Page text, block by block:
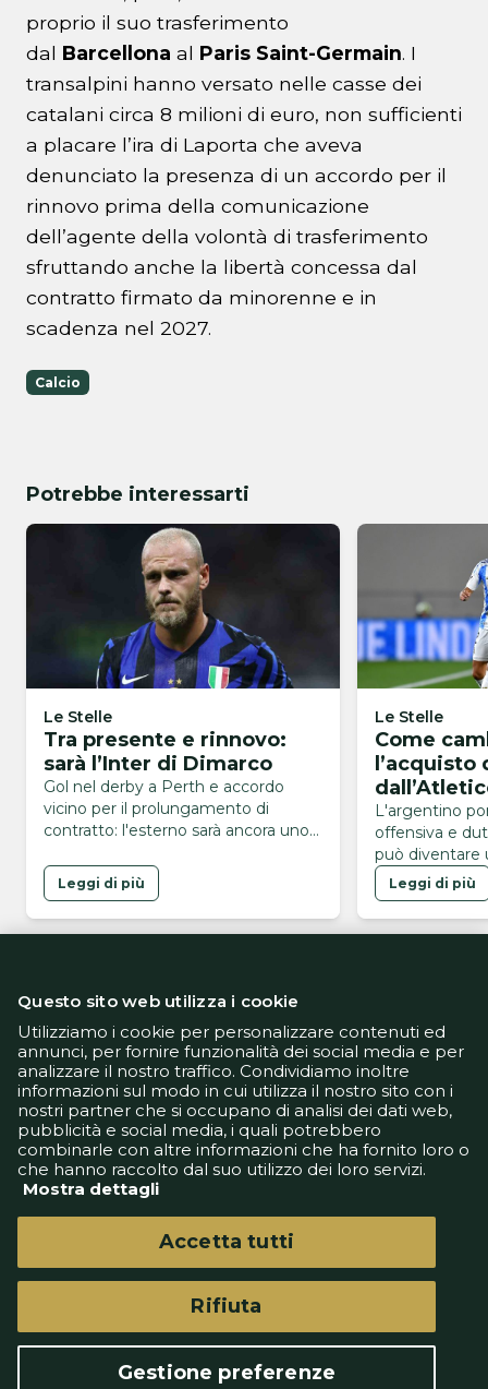
proprio il suo trasferimento
dal Barcellona al Paris Saint-Germain. I
transalpini hanno versato nelle casse dei
catalani circa 8 milioni di euro, non sufficienti
a placare l’ira di Laporta che aveva
denunciato la presenza di un accordo per il
rinnovo prima della comunicazione
dell’agente della volontà di trasferimento
sfruttando anche la libertà concessa dal
contratto firmato da minorenne e in
scadenza nel 2027.
Calcio
Potrebbe interessarti
Le Stelle
Tra presente e rinnovo:
sarà l’Inter di Dimarco
Gol nel derby a Perth e accordo
vicino per il prolungamento di
contratto: l'esterno sarà ancora uno
Leggi di più
Le Stelle
Come
l’acquisto
L'argentino
offensiva e
può diventare
nuova
Gasperini
Leggi di più
Informativa Privacy
Informativa Cookie
Tech App
Gestione preferenze
support@goldbetlive.it
GoldBetlive è un sito di GBO Italy Spa
Questo sito non rappresenta una testata
giornalistica in quanto viene aggiornato senza
Questo sito web utilizza i cookie
Utilizziamo i cookie per personalizzare contenuti ed
annunci, per fornire funzionalità dei social media e per
analizzare il nostro traffico. Condividiamo inoltre
informazioni sul modo in cui utilizza il nostro sito con i
nostri partner che si occupano di analisi dei dati web,
pubblicità e social media, i quali potrebbero
combinarle con altre informazioni che ha fornito loro o
che hanno raccolto dal suo utilizzo dei loro servizi.
Mostra dettagli
Gestione preferenze
Rifiuta
Accetta tutti